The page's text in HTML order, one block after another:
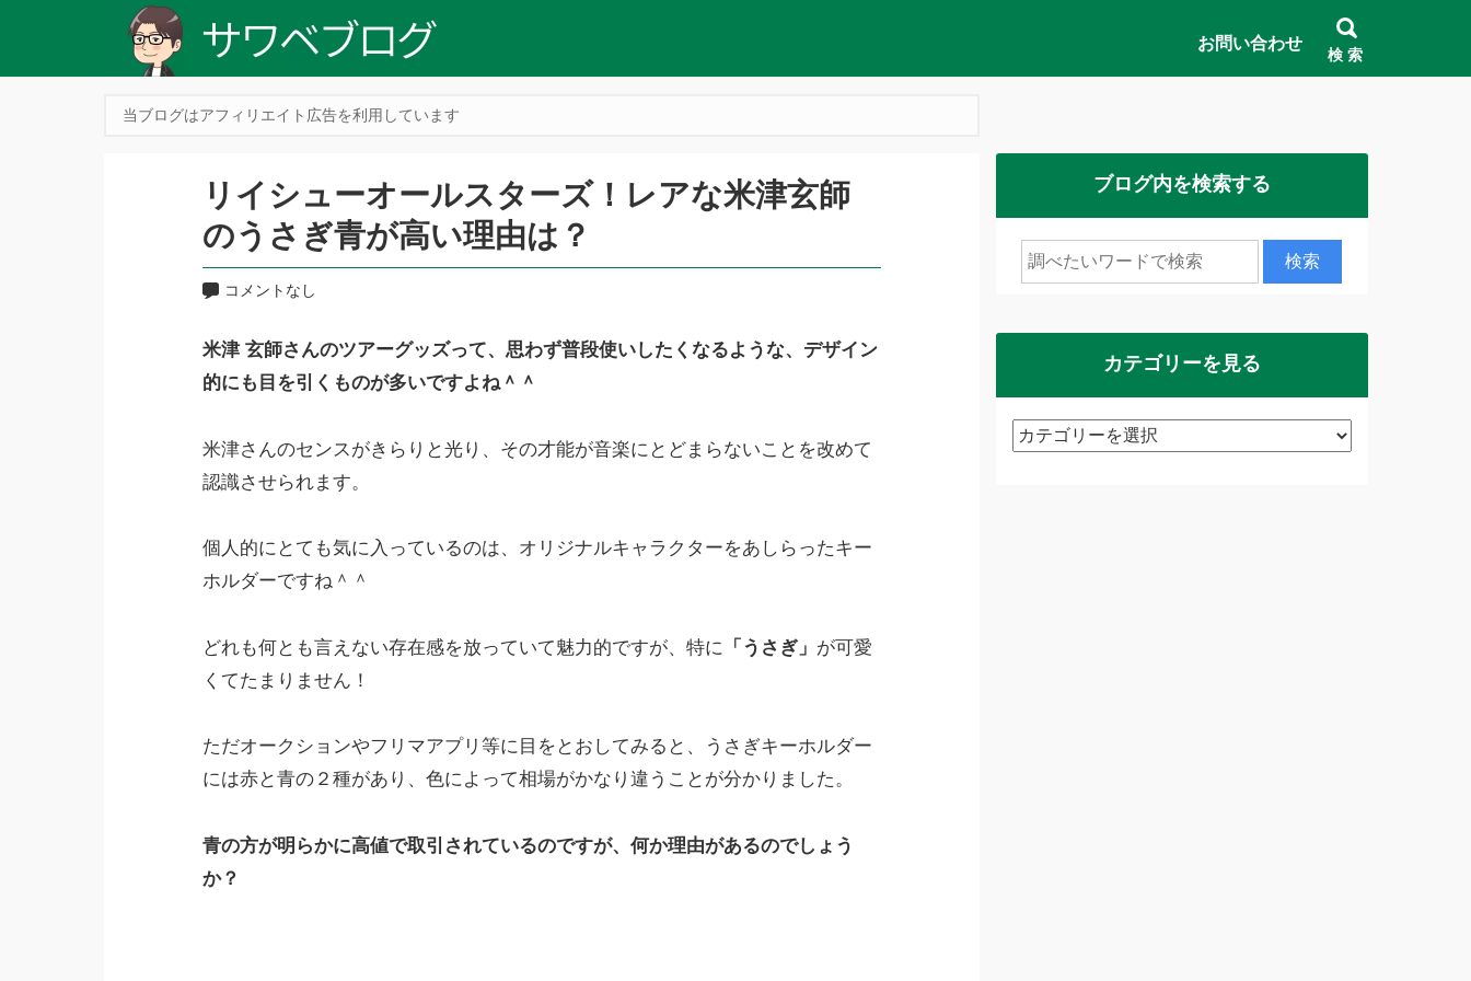
お問い合わせ
検 索
当ブログはアフィリエイト広告を利用しています
リイシューオールスターズ！レアな米津玄師
のうさぎ青が高い理由は？
コメントなし
米津 玄師さんのツアーグッズって、思わず普段使いしたくなるような、デザイン
的にも目を引くものが多いですよね＾＾
米津さんのセンスがきらりと光り、その才能が音楽にとどまらないことを改めて
認識させられます。
個人的にとても気に入っているのは、オリジナルキャラクターをあしらったキー
ホルダーですね＾＾
どれも何とも言えない存在感を放っていて魅力的ですが、特に 「うさぎ」 が可愛
くてたまりません！
ただオークションやフリマアプリ等に目をとおしてみると、うさぎキーホルダー
には赤と青の２種があり、色によって相場がかなり違うことが分かりました。
青の方が明らかに高値で取引されているのですが、何か理由があるのでしょう
か？
ブログ内を検索する
カテゴリーを見る
カ